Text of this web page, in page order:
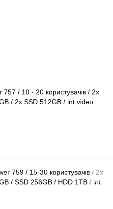
/ 10 - 20 користувачів / 2х
/ 2x SSD 512GB / int video